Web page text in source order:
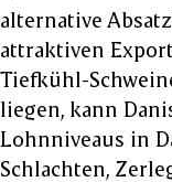
alternative
attraktiven
Tiefkühl-
liegen, kann
Lohnniveaus in
Schlachten,